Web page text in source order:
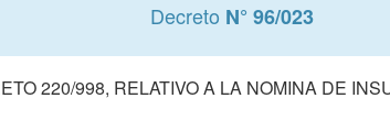
Decreto N° 96/023
220/998, RELATIVO A LA NOMINA DE